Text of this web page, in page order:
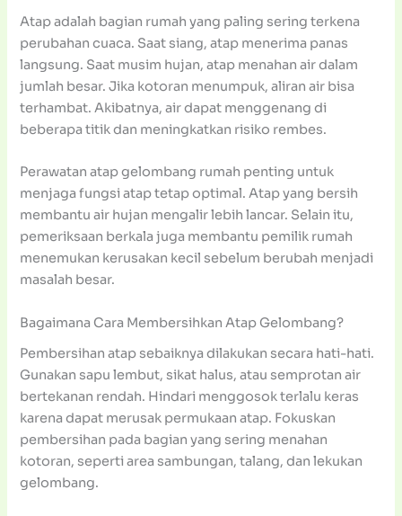
Atap adalah bagian rumah yang paling sering terkena
perubahan cuaca. Saat siang, atap menerima panas
langsung. Saat musim hujan, atap menahan air dalam
jumlah besar. Jika kotoran menumpuk, aliran air bisa
terhambat. Akibatnya, air dapat menggenang di
beberapa titik dan meningkatkan risiko rembes.
Perawatan atap gelombang rumah penting untuk
menjaga fungsi atap tetap optimal. Atap yang bersih
membantu air hujan mengalir lebih lancar. Selain itu,
pemeriksaan berkala juga membantu pemilik rumah
menemukan kerusakan kecil sebelum berubah menjadi
masalah besar.
Bagaimana Cara Membersihkan Atap Gelombang?
Pembersihan atap sebaiknya dilakukan secara hati-hati.
Gunakan sapu lembut, sikat halus, atau semprotan air
bertekanan rendah. Hindari menggosok terlalu keras
karena dapat merusak permukaan atap. Fokuskan
pembersihan pada bagian yang sering menahan
kotoran, seperti area sambungan, talang, dan lekukan
gelombang.